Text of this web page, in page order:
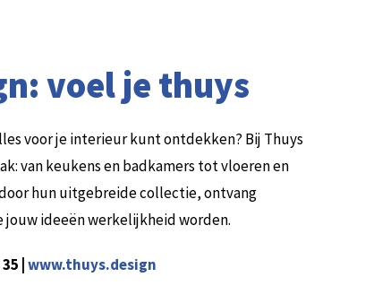
voel je thuys
voor je interieur kunt ontdekken? Bij Thuys
van keukens en badkamers tot vloeren en
hun uitgebreide collectie, ontvang
jouw ideeën werkelijkheid worden.
| www.thuys.design